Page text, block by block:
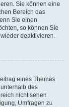
Sie können eine
Bereich das
Sie einen
so können Sie
deaktivieren.
eines Themas
des
nicht sehen
Umfragen zu